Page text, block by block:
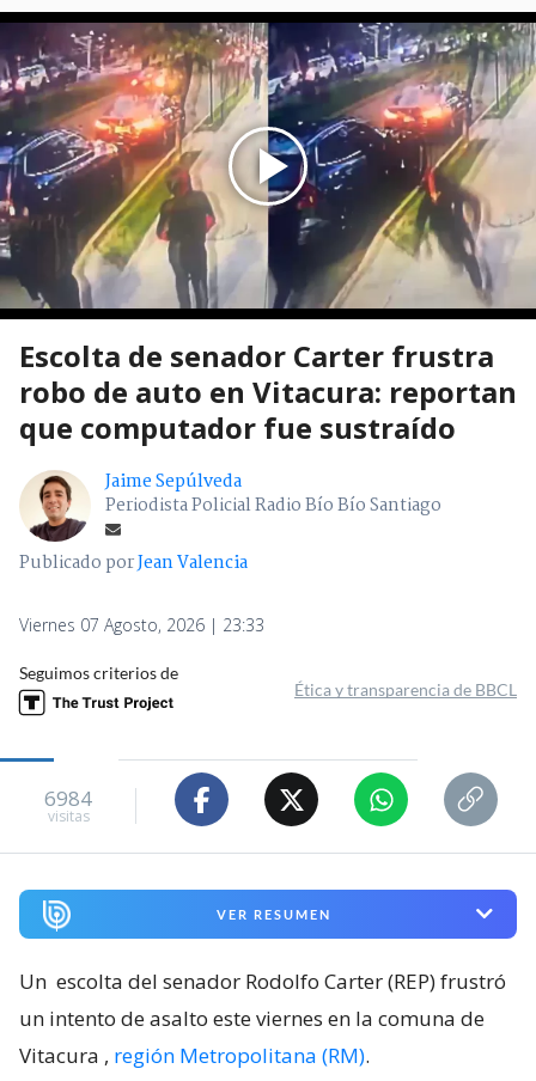
Escolta de senador Carter frustra
robo de auto en Vitacura: reportan
que computador fue sustraído
Jaime Sepúlveda
Periodista Policial Radio Bío Bío Santiago
Publicado porJean Valencia
Viernes 07 Agosto, 2026 | 23:33
Seguimos criterios de
Ética y transparencia de BBCL
6984
visitas
VER RESUMEN
Un escolta del senador Rodolfo Carter (REP) frustró
un intento de asalto este viernes en la comuna de
Vitacura , región Metropolitana (RM).